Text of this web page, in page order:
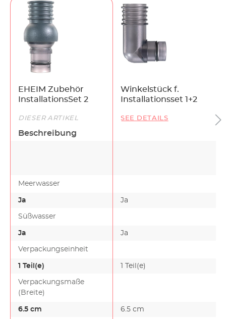
EHEIM Zubehör
InstallationsSet 2
Winkelstück f.
Installationsset 1+2
DIESER ARTIKEL SEE DETAILS
Beschreibung
Meerwasser
Ja Ja
Süßwasser
Ja Ja
Verpackungseinheit
1 Teil(e) 1 Teil(e)
Verpackungsmaße
(Breite)
6.5 cm 6.5 cm